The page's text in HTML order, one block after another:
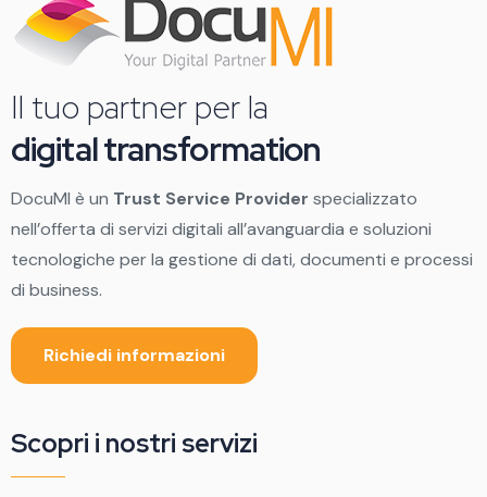
Il tuo partner per la
digital transformation
DocuMI è un Trust Service Provider specializzato
nell’offerta di servizi digitali all’avanguardia e soluzioni
tecnologiche per la gestione di dati, documenti e processi
di business.
Richiedi informazioni
Scopri i nostri servizi